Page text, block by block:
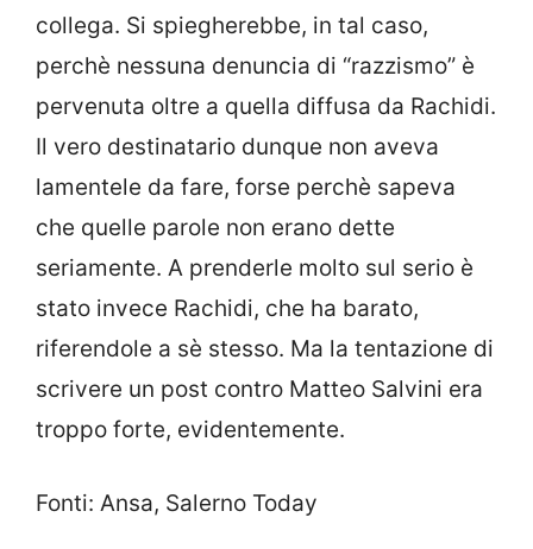
collega. Si spiegherebbe, in tal caso,
perchè nessuna denuncia di “razzismo” è
pervenuta oltre a quella diffusa da Rachidi.
Il vero destinatario dunque non aveva
lamentele da fare, forse perchè sapeva
che quelle parole non erano dette
seriamente. A prenderle molto sul serio è
stato invece Rachidi, che ha barato,
riferendole a sè stesso. Ma la tentazione di
scrivere un post contro Matteo Salvini era
troppo forte, evidentemente.
Fonti: Ansa, Salerno Today